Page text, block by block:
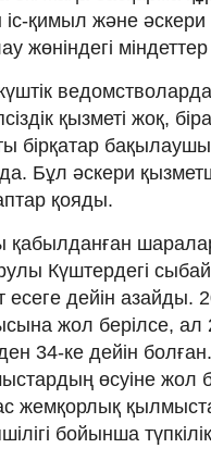
қимыл және әскери
жөніндегі
қызметі жоқ,
бірқатар
Бұл әскери
қояды.
Күштердегі
есеге дейін
жол берілсе, ал
34-ке дейін
өсуіне жол
жемқорлық
бойынша